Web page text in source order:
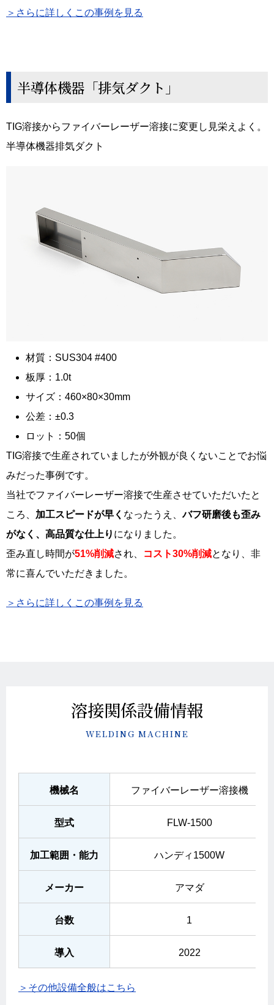
＞さらに詳しくこの事例を見る
半導体機器「排気ダクト」
TIG溶接からファイバーレーザー溶接に変更し見栄えよく。
半導体機器排気ダクト
材質：SUS304 #400
板厚：1.0t
サイズ：460×80×30mm
公差：±0.3
ロット：50個
TIG溶接で生産されていましたが外観が良くないことでお悩
みだった事例です。
当社でファイバーレーザー溶接で生産させていただいたと
ころ、 加工スピードが早く なったうえ、バフ研磨後も歪み
がなく、高品質な仕上り になりました。
歪み直し時間が51%削減され、 コスト30%削減となり、非
常に喜んでいただきました。
＞さらに詳しくこの事例を見る
溶接関係設備情報
WELDING MACHINE
機械名
型式
加工範囲・能力
メーカー
台数
導入
ファイバーレーザー溶接機
FLW-1500
ハンディ1500W
アマダ
1
2022
＞その他設備全般はこちら